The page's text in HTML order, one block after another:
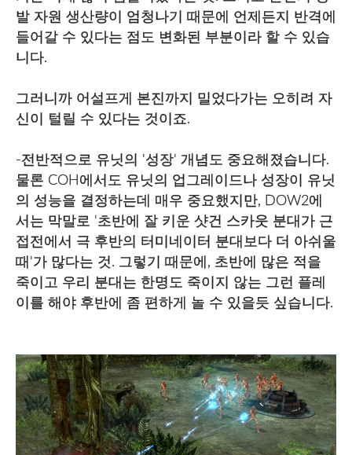
발 자원 생산량이 엄청나기 때문에 언제든지 반격에
들어갈 수 있다는 점도 변화된 부분이라 할 수 있습
니다.
그러니까 어설프게 본진까지 밀었다가는 오히려 자
신이 털릴 수 있다는 것이죠.
-전반적으로 유닛의 '성장' 개념도 중요해졌습니다.
물론 COH에서도 유닛의 업그레이드나 성장이 유닛
의 성능을 결정하는데 매우 중요했지만, DOW2에
서는 막말로 '초반에 잘 키운 샷건 스카웃 분대가 근
접전에서 극 후반의 터미네이터 분대보다 더 아쉬울
때'가 많다는 것. 그렇기 때문에, 초반에 많은 적을
죽이고 우리 분대는 한명도 죽이지 않는 그런 플레
이를 해야 후반에 좀 편하게 놀 수 있을듯 싶습니다.